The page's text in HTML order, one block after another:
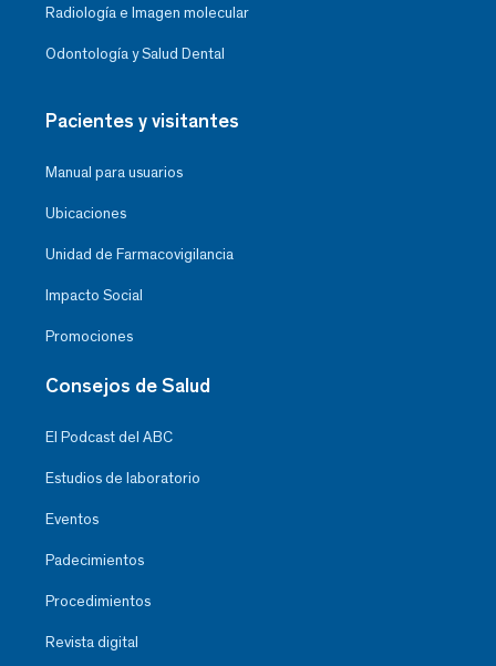
Radiología e Imagen molecular
Odontología y Salud Dental
Pacientes y visitantes
Manual para usuarios
Ubicaciones
Unidad de Farmacovigilancia
Impacto Social
Promociones
Consejos de Salud
El Podcast del ABC
Estudios de laboratorio
Eventos
Padecimientos
Procedimientos
Revista digital